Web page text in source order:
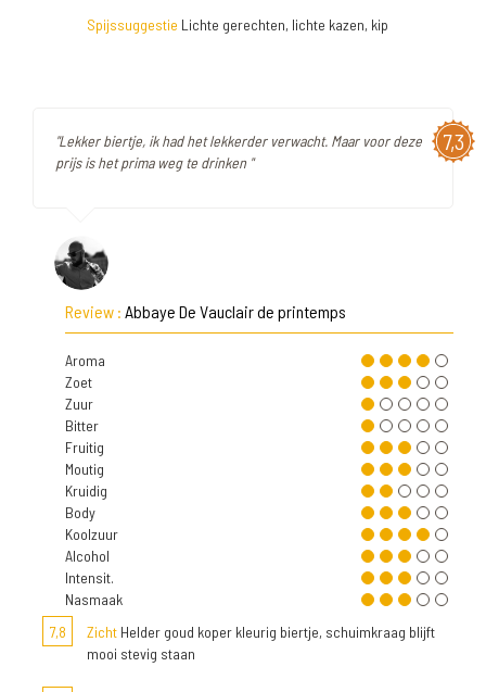
Spijssuggestie Lichte gerechten, lichte kazen, kip
7,3
"Lekker biertje, ik had het lekkerder verwacht. Maar voor deze
prijs is het prima weg te drinken "
Review : Abbaye De Vauclair de printemps
Aroma
Zoet
Zuur
Bitter
Fruitig
Moutig
Kruidig
Body
Koolzuur
Alcohol
Intensit.
Nasmaak
7,8
Zicht Helder goud koper kleurig biertje, schuimkraag blijft
mooi stevig staan